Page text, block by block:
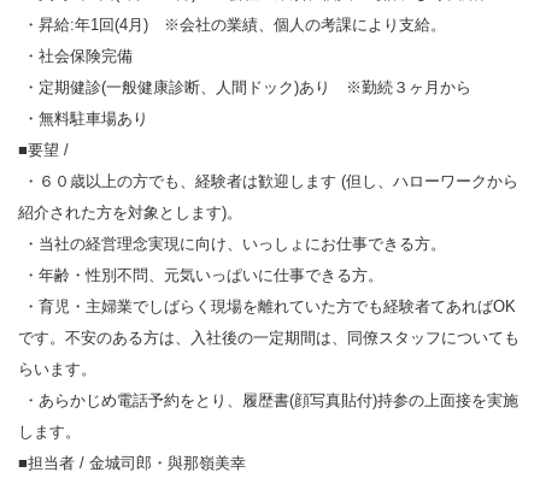
・昇給:年1回(4月) ※会社の業績、個人の考課により支給。
・社会保険完備
・定期健診(一般健康診断、人間ドック)あり ※勤続３ヶ月から
・無料駐車場あり
■要望 /
・６０歳以上の方でも、経験者は歓迎します (但し、ハローワークから
紹介された方を対象とします)。
・当社の経営理念実現に向け、いっしょにお仕事できる方。
・年齢・性別不問、元気いっぱいに仕事できる方。
・育児・主婦業でしばらく現場を離れていた方でも経験者てあればOK
です。不安のある方は、入社後の一定期間は、同僚スタッフについても
らいます。
・あらかじめ電話予約をとり、履歴書(顔写真貼付)持参の上面接を実施
します。
■担当者 / 金城司郎・與那嶺美幸